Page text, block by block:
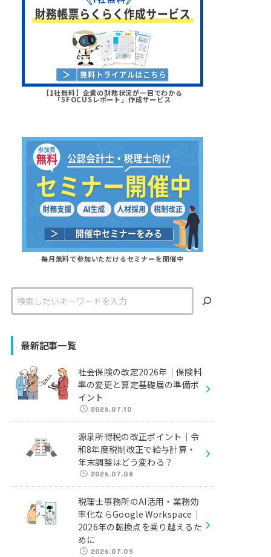
【1社無料】企業の財務状況が一目でわかる
「5FOCUSレポート」作成サービス
毎月無料で参加いただけるセミナーを開催中
検
索
最新記事一覧
社会保険の改定2026年｜保険料
率の変更と算定基礎届の準備ポ
イント
2026.07.10
源泉所得税の改正ポイント｜令
和8年度税制改正で給与計算・
年末調整はどう変わる？
2026.07.08
税理士事務所のAI活用・業務効
率化ならGoogle Workspace｜
2026年の転換点を乗り越えるた
めに
2026.07.05